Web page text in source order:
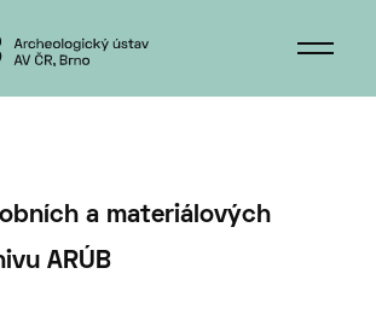
a materiálových
ARÚB